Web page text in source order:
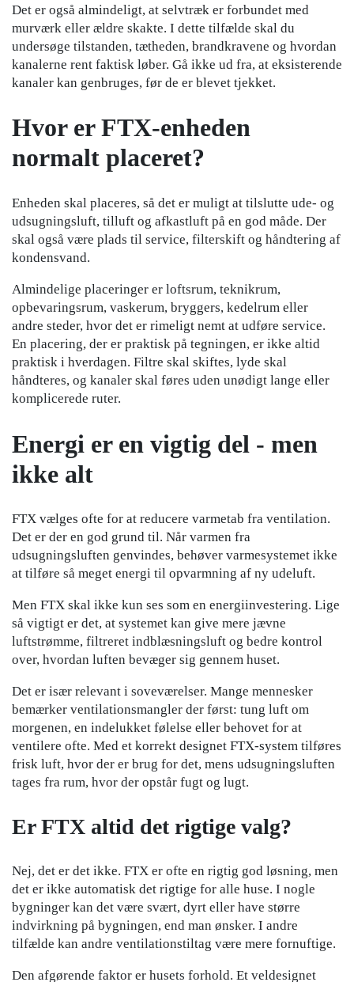
Det er også almindeligt, at selvtræk er forbundet med
murværk eller ældre skakte. I dette tilfælde skal du
undersøge tilstanden, tætheden, brandkravene og hvordan
kanalerne rent faktisk løber. Gå ikke ud fra, at eksisterende
kanaler kan genbruges, før de er blevet tjekket.
Hvor er FTX-enheden
normalt placeret?
Enheden skal placeres, så det er muligt at tilslutte ude- og
udsugningsluft, tilluft og afkastluft på en god måde. Der
skal også være plads til service, filterskift og håndtering af
kondensvand.
Almindelige placeringer er loftsrum, teknikrum,
opbevaringsrum, vaskerum, bryggers, kedelrum eller
andre steder, hvor det er rimeligt nemt at udføre service.
En placering, der er praktisk på tegningen, er ikke altid
praktisk i hverdagen. Filtre skal skiftes, lyde skal
håndteres, og kanaler skal føres uden unødigt lange eller
komplicerede ruter.
Energi er en vigtig del - men
ikke alt
FTX vælges ofte for at reducere varmetab fra ventilation.
Det er der en god grund til. Når varmen fra
udsugningsluften genvindes, behøver varmesystemet ikke
at tilføre så meget energi til opvarmning af ny udeluft.
Men FTX skal ikke kun ses som en energiinvestering. Lige
så vigtigt er det, at systemet kan give mere jævne
luftstrømme, filtreret indblæsningsluft og bedre kontrol
over, hvordan luften bevæger sig gennem huset.
Det er især relevant i soveværelser. Mange mennesker
bemærker ventilationsmangler der først: tung luft om
morgenen, en indelukket følelse eller behovet for at
ventilere ofte. Med et korrekt designet FTX-system tilføres
frisk luft, hvor der er brug for det, mens udsugningsluften
tages fra rum, hvor der opstår fugt og lugt.
Er FTX altid det rigtige valg?
Nej, det er det ikke. FTX er ofte en rigtig god løsning, men
det er ikke automatisk det rigtige for alle huse. I nogle
bygninger kan det være svært, dyrt eller have større
indvirkning på bygningen, end man ønsker. I andre
tilfælde kan andre ventilationstiltag være mere fornuftige.
Den afgørende faktor er husets forhold. Et veldesignet